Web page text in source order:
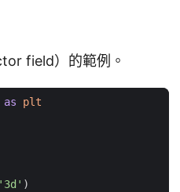
field）的範例。
as
plt
'3d' )